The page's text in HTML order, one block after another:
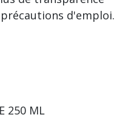
d'emploi.
250 ML